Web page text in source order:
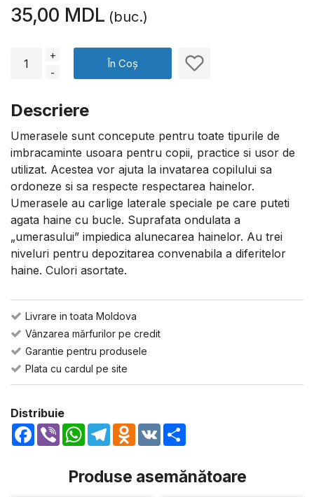
35,00 MDL (buc.)
+
-
În Coș
Descriere
Umerasele sunt concepute pentru toate tipurile de
imbracaminte usoara pentru copii, practice si usor de
utilizat. Acestea vor ajuta la invatarea copilului sa
ordoneze si sa respecte respectarea hainelor.
Umerasele au carlige laterale speciale pe care puteti
agata haine cu bucle. Suprafata ondulata a
„umerasului” impiedica alunecarea hainelor. Au trei
niveluri pentru depozitarea convenabila a diferitelor
haine. Culori asortate.
Livrare in toata Moldova
Vânzarea mărfurilor pe credit
Garantie pentru produsele
Plata cu cardul pe site
Distribuie
Facebook
Viber WhatsApp
TelegramOdnoklassniki
VK
Produse asemănătoare